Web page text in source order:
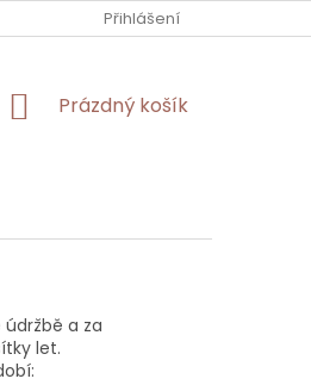
Přihlášení
NÁKUPNÍ
Prázdný košík
a za
let.